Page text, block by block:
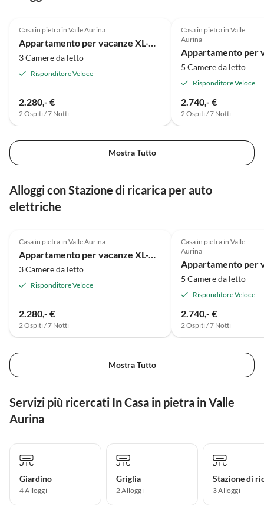
Casa in pietra in Valle Aurina
Appartamento per vacanze XL-Appartements XL1
3 Camere da letto
Risponditore Veloce
2.280,- €
2 Ospiti / 7 Notti
Casa in pietra in Valle
Aurina
5 Camere da letto
Risponditore Veloce
2.740,- €
2 Ospiti / 7 Notti
Mostra Tutto
Alloggi con Stazione di ricarica per auto
elettriche
Casa in pietra in Valle Aurina
Appartamento per vacanze XL-Appartements XL1
3 Camere da letto
Risponditore Veloce
2.280,- €
2 Ospiti / 7 Notti
Casa in pietra in Valle
Aurina
5 Camere da letto
Risponditore Veloce
2.740,- €
2 Ospiti / 7 Notti
Mostra Tutto
Servizi più ricercati In Casa in pietra in Valle
Aurina
Giardino
4 Alloggi
Griglia
2 Alloggi 3 Alloggi